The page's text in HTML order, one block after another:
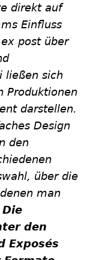
direkt auf
Einfluss
post über
ließen sich
Produktionen
darstellen.
Design
den
über die
man
Die
den
Exposés